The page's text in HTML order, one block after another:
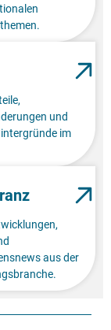
und
im
aus der